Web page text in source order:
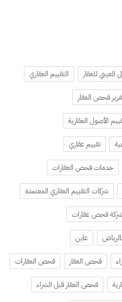
العيني للعقار التقييم العقاري
فحص العقار
الأصول العقارية
تقييم عقاري
خدمات فحص العقارات
شركات التقييم العقاري المعتمدة
شركة فحص عقارات
عاين
فحص العقار فحص العقارات
فحص العقار قبل الشراء